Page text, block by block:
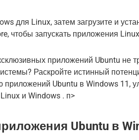
для Linux, затем загрузите и
чтобы запускать приложения
приложений Ubuntu не
Раскройте истинный
приложений Ubuntu в Windows 11,
и Windows . п>
Ubuntu в